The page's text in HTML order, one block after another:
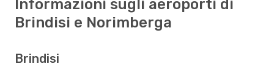
Informazioni sugli aeroporti di
Brindisi e Norimberga
Brindisi